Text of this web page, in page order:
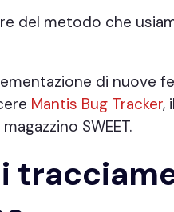
del metodo che
di nuove
Mantis Bug Tracker,
SWEET.